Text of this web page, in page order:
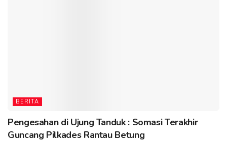
BERITA
Pengesahan di Ujung Tanduk : Somasi Terakhir
Guncang Pilkades Rantau Betung